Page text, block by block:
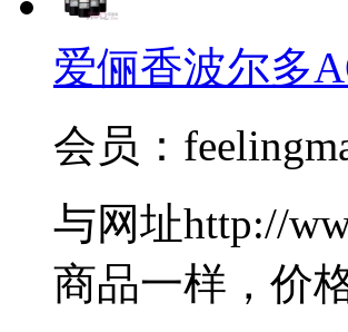
爱俪香波尔多
会员：
与网址http://
商品一样，价